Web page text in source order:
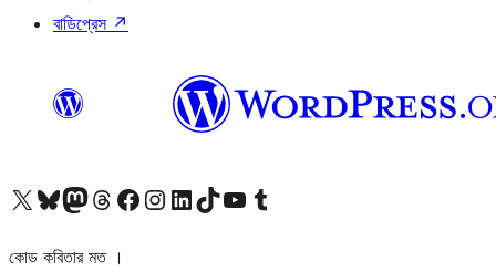
বাডিপ্রেস ↗
আমাদের X (আগের টুইটার) অ্যাকাউন্টে যানআমাদের Bluesky অ্যাকাউন্টটি দেখুনআমাদের মাস্টোডন অ্যাকাউন্টটি দেখুনআমাদের থ্রেডস অ্যাকাউন্টটি দেখুনআমাদের ফেসবুক পেজ দেখুনআমাদের ইন্সটাগ্রাম অ্যাকাউন্ট দেখুনআমাদের লিঙ্কডইন অ্যাকাউন্টে যানআমাদের TikTok অ্যাকাউন্টটি দেখুনআমাদের ইউটিউব চ্যানেলে যান আমাদের টাম্বলার অ্যাকাউন্ট দেখুন
কোড কবিতার মত ।